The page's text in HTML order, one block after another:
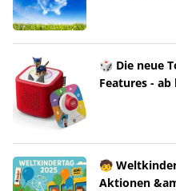
🎲 Die neue
Features -
🧒
Aktionen